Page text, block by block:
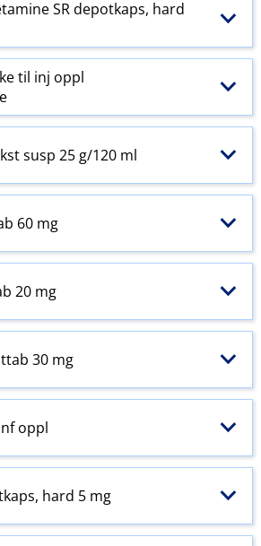
SR depotkaps, hard
til inj oppl
susp 25 g/120 ml
60 mg
20 mg
30 mg
oppl
hard 5 mg